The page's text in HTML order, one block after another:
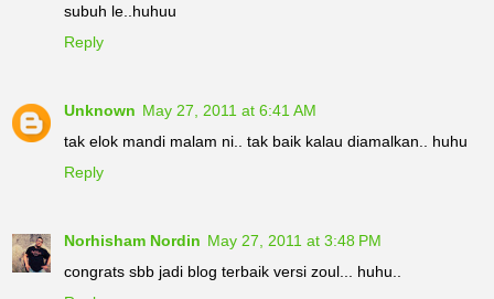
subuh le..huhuu
Reply
Unknown May 27, 2011 at 6:41 AM
tak elok mandi malam ni.. tak baik kalau diamalkan.. huhu
Reply
Norhisham Nordin May 27, 2011 at 3:48 PM
congrats sbb jadi blog terbaik versi zoul... huhu..